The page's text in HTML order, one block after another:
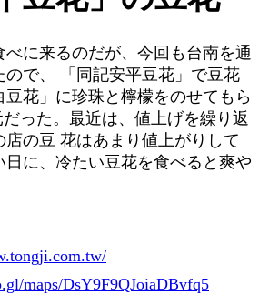
に来るのだが、今回も台南を通
で、 「同記安平豆花」で豆花
豆花」に珍珠と檸檬をのせてもら
った。最近は、値上げを繰り返
の豆 花はあまり値上がりして
日に、冷たい豆花を食べると爽や
maps/DsY9F9QJoiaDBvfq5